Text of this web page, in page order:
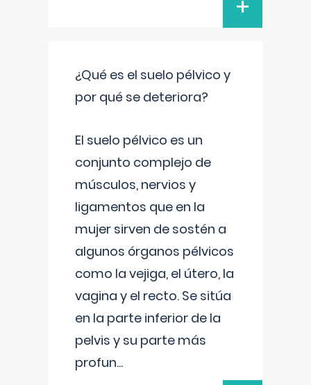
+
¿Qué es el suelo pélvico y
por qué se deteriora?
El suelo pélvico es un
conjunto complejo de
músculos, nervios y
ligamentos que en la
mujer sirven de sostén a
algunos órganos pélvicos
como la vejiga, el útero, la
vagina y el recto. Se sitúa
en la parte inferior de la
pelvis y su parte más
profun...